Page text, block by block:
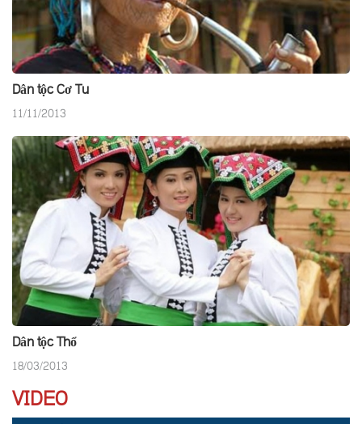
Dân tộc Cơ Tu
11/11/2013
Dân tộc Thổ
18/03/2013
VIDEO